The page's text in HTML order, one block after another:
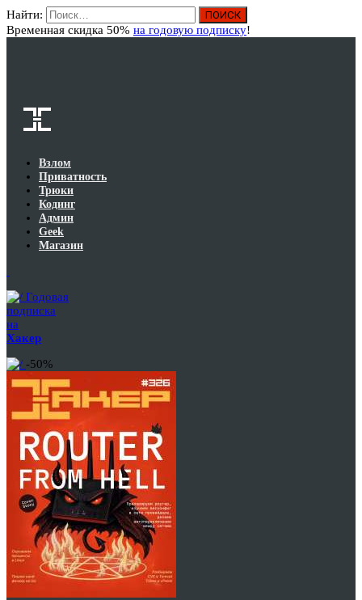
Найти:
Временная скидка 50% на годовую подписку!
Взлом
Приватность
Трюки
Кодинг
Админ
Geek
Магазин
Годовая
подписка
на
Хакер
-50%